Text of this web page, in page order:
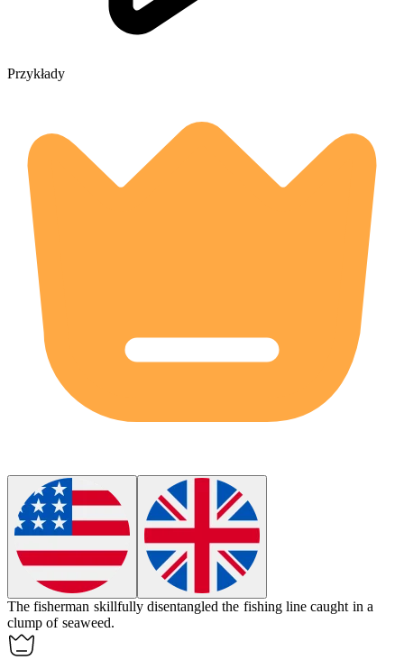
Przykłady
The fisherman skillfully disentangled the fishing line caught in a
clump of seaweed.